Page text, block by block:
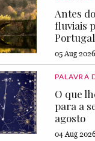
Antes
fluviais
Portugal
05 Aug 2026
PALAVRA
O que
para a
agosto
04 Aug